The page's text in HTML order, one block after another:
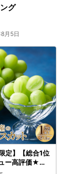
・パスポート
・個人番号記
合は､ワンスト
スケジュール
グ
月5日
定】【総合1位
ー高評価★】
送分〉山梨